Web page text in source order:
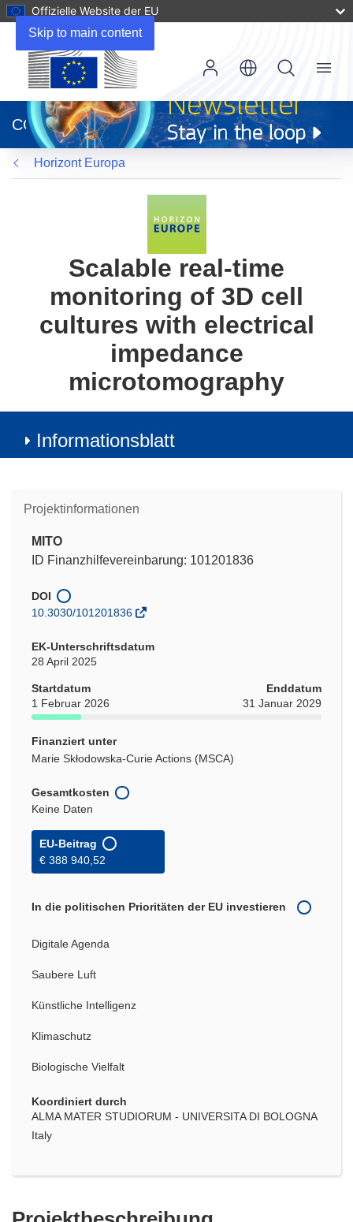
Skip to main content
Offizielle Website der EU
neuem
Fenster)
CORDIS
Menu
Horizont Europa
Scalable real-time
monitoring of 3D cell
cultures with electrical
impedance
microtomography
Informationsblatt
Projektinformationen
MITO
ID Finanzhilfevereinbarung: 101201836
DOI
10.3030/101201836
EK-Unterschriftsdatum
28 April 2025
Startdatum
1 Februar 2026
Enddatum
31 Januar 2029
Finanziert unter
Marie Skłodowska-Curie Actions (MSCA)
Gesamtkosten
Keine Daten
EU-Beitrag
€ 388 940,52
In die politischen Prioritäten der EU investieren
Digitale Agenda
Saubere Luft
Künstliche Intelligenz
Klimaschutz
Biologische Vielfalt
Koordiniert durch
ALMA MATER STUDIORUM - UNIVERSITA DI BOLOGNA
Italy